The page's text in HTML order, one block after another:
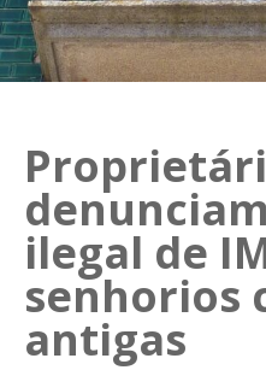
ilegal de
senhorios
antigas